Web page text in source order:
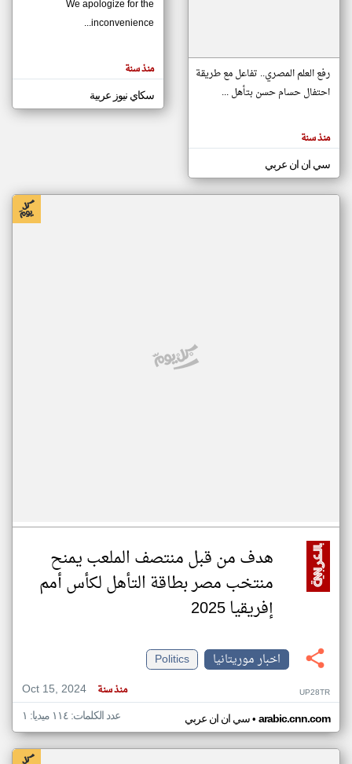
مصادر الأخبار من موريتانيا
اخبار موريتانيا على مدار الساعة
أهم اخبار موريتانيا العاجلة والمباشرة
المقالات
الموجوده
هنا عن
رفع العلم المصري.. تفاعل مع طريقة
احتفال حسام حسن بتأهل ...
منذ سنة
سي ان ان عربي
We apologize for the
inconvenience...
منذ سنة
سكاي نيوز عربية
هدف من قبل منتصف الملعب يمنح
منتخب مصر بطاقة التأهل لكأس أمم
إفريقيا 2025
اخبار موريتانيا
Politics
Oct 15, 2024
منذ سنة UP28TR
سي ان ان عربي• arabic.cnn.com عدد الكلمات: ١١٤ ميديا: ١
klyoum.com